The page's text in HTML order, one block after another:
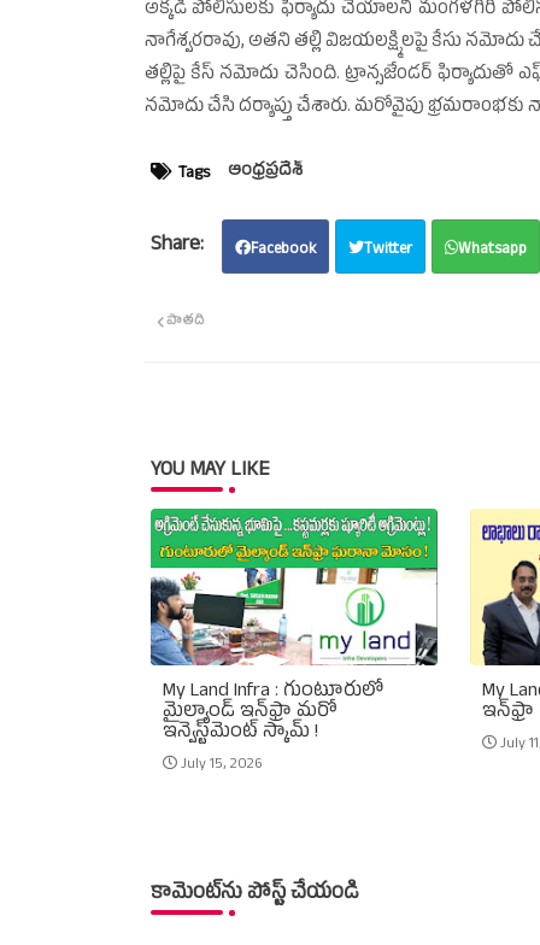
అక్కడి పోలీసులకు ఫిర్యాదు చేయాలని మంగళగిరి
నాగేశ్వరరావు, అతని తల్లి విజయలక్ష్మిలపై కేసు
తల్లిపై కేస్‌ నమోదు చెసింది. ట్రాన్సజేండర్‌ ఫిర్యాదుతో
నమోదు చేసి దర్యాప్తు చేశారు. మరోవైపు
Tags ఆంధ్రప్రదేశ్‌
Facebook Twitter Whatsapp
పాతది
YOU MAY LIKE
My Land Infra : గుంటూరులో
మైల్యాండ్ ఇన్‌ఫ్రా మరో
ఇన్వెస్ట్‌మెంట్ స్కామ్ !
July 15, 2026
My
ఇన్‌ఫ్రా
July
కామెంట్‌ను పోస్ట్ చేయండి